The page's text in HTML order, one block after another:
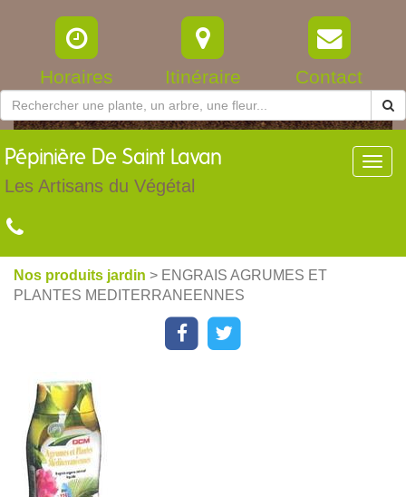
Horaires Itinéraire Contact
Pépinière De Saint Lavan
Les Artisans du Végétal
Nos produits jardin > ENGRAIS AGRUMES ET
PLANTES MEDITERRANEENNES